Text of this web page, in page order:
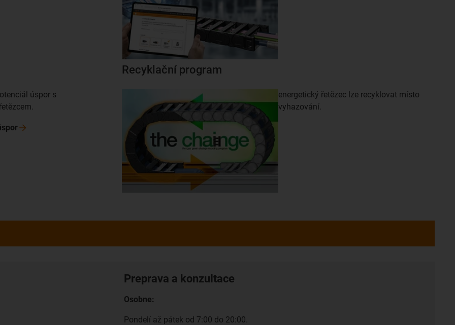
úspor s
Recyklační program
energetický řetězec lze recyklovat místo
vyhazování.
Preprava a konzultace
Osobne:
Pondelí až pátek od 7:00 do 20:00.